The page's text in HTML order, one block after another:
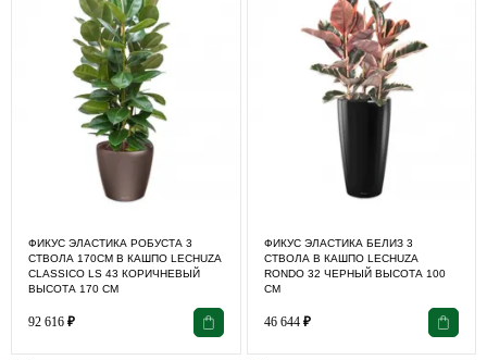
ФИКУС ЭЛАСТИКА РОБУСТА 3
СТВОЛА 170СМ В КАШПО LECHUZA
CLASSICO LS 43 КОРИЧНЕВЫЙ
ВЫСОТА 170 СМ
92 616 ₽
ФИКУС ЭЛАСТИКА БЕЛИЗ 3
СТВОЛА В КАШПО LECHUZA
RONDO 32 ЧЕРНЫЙ ВЫСОТА 100
СМ
46 644 ₽